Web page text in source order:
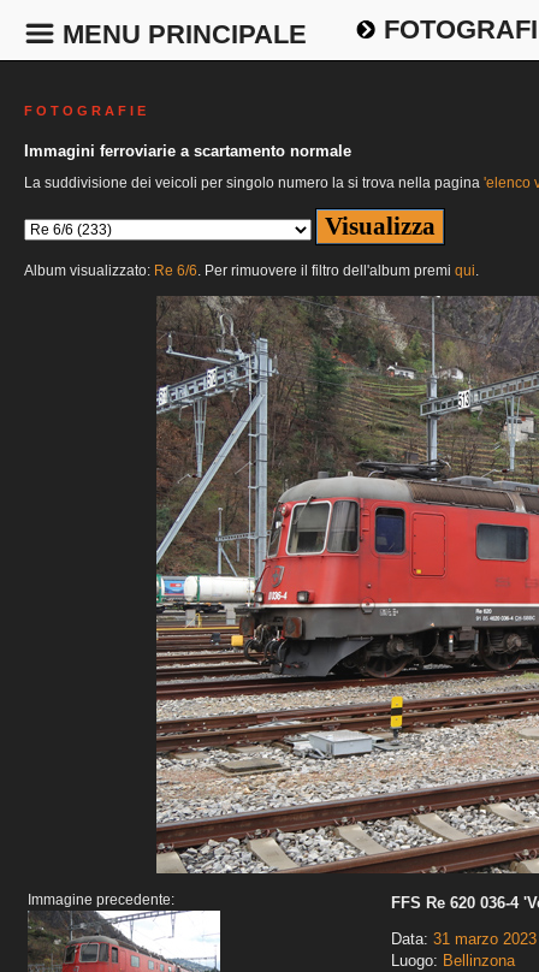
MENU PRINCIPALE
F O T O G R A F I E
Immagini ferroviarie a scartamento normale
La suddivisione dei veicoli per singolo numero la si trova nella pagina 'elenco
Album visualizzato: Re 6/6. Per rimuovere il filtro dell'album premi qui.
Immagine precedente:
FFS Re 620 036-4
Data: 31 marzo 2023
Luogo: Bellinzona